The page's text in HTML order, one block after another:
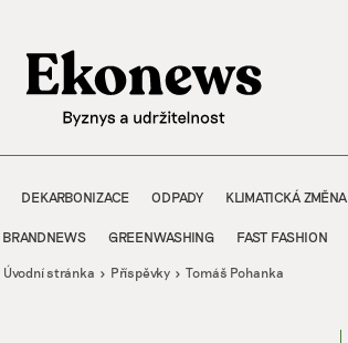
DEKARBONIZACE ODPADY KLIMATICKÁ ZMĚNA
BRANDNEWS GREENWASHING FAST FASHION
Úvodní stránka Příspěvky Tomáš Pohanka